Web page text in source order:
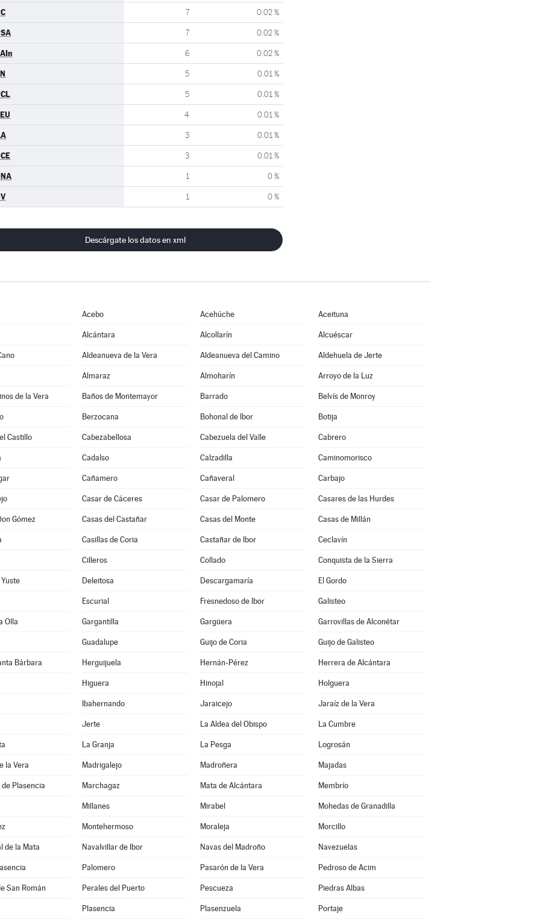
7 0.02 %
7 0.02 %
6 0.02 %
5 0.01 %
5 0.01 %
4 0.01 %
3 0.01 %
3 0.01 %
1 0 %
1 0 %
Descárgate los datos en xml
Acebo Acehúche Aceituna
Alcántara Alcollarín Alcuéscar
Aldeanueva de la Vera Aldeanueva del Camino Aldehuela de Jerte
Almaraz Almoharín Arroyo de la Luz
de la Vera Baños de Montemayor Barrado Belvís de Monroy
Berzocana Bohonal de Ibor Botija
Castillo Cabezabellosa Cabezuela del Valle Cabrero
Cadalso Calzadilla Caminomorisco
Cañamero Cañaveral Carbajo
Casar de Cáceres Casar de Palomero Casares de las Hurdes
Gómez Casas del Castañar Casas del Monte Casas de Millán
Casillas de Coria Castañar de Ibor Ceclavín
Cilleros Collado Conquista de la Sierra
Deleitosa Descargamaría El Gordo
Escurial Fresnedoso de Ibor Galisteo
Olla Gargantilla Gargüera Garrovillas de Alconétar
Guadalupe Guijo de Coria Guijo de Galisteo
Bárbara Herguijuela Hernán-Pérez Herrera de Alcántara
Higuera Hinojal Holguera
Ibahernando Jaraicejo Jaraíz de la Vera
Jerte La Aldea del Obispo La Cumbre
La Granja La Pesga Logrosán
la Vera Madrigalejo Madroñera Majadas
Plasencia Marchagaz Mata de Alcántara Membrío
Millanes Mirabel Mohedas de Granadilla
Montehermoso Moraleja Morcillo
de la Mata Navalvillar de Ibor Navas del Madroño Navezuelas
Palomero Pasarón de la Vera Pedroso de Acim
San Román Perales del Puerto Pescueza Piedras Albas
Plasencia Plasenzuela Portaje